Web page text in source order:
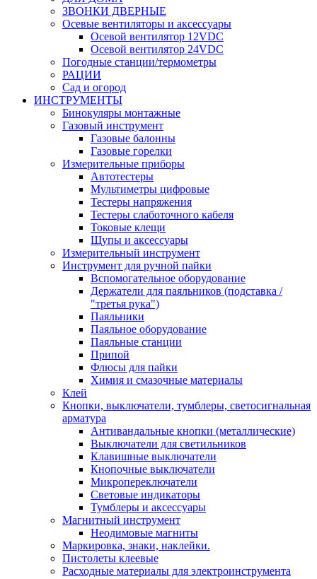
ЗВОНКИ ДВЕРНЫЕ
Осевые вентиляторы и аксессуары
Осевой вентилятор 12VDC
Осевой вентилятор 24VDC
Погодные станции/термометры
РАЦИИ
Сад и огород
ИНСТРУМЕНТЫ
Бинокуляры монтажные
Газовый инструмент
Газовые балонны
Газовые горелки
Измерительные приборы
Автотестеры
Мультиметры цифровые
Тестеры напряжения
Тестеры слаботочного кабеля
Токовые клещи
Щупы и аксессуары
Измерительный инструмент
Инструмент для ручной пайки
Вспомогательное оборудование
Держатели для паяльников (подставка /
"третья рука")
Паяльники
Паяльное оборудование
Паяльные станции
Припой
Флюсы для пайки
Химия и смазочные материалы
Клей
Кнопки, выключатели, тумблеры, светосигнальная
арматура
Антивандальные кнопки (металлические)
Выключатели для светильников
Клавишные выключатели
Кнопочные выключатели
Микропереключатели
Световые индикаторы
Тумблеры и аксессуары
Магнитный инструмент
Неодимовые магниты
Маркировка, знаки, наклейки.
Пистолеты клеевые
Расходные материалы для электроинструмента